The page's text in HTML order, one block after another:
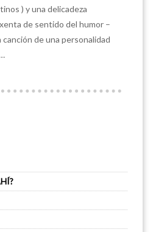
) y una delicadeza
de sentido del humor –
canción de una personalidad